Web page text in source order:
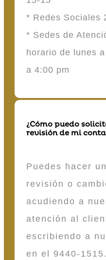
* Redes Sociales
* Sedes de
horario de lunes
a 4:00 pm
¿Cómo puedo
revisión de mi
Puedes hacer
revisión o
acudiendo a
atención al
escribiendo a
en el 9440-1515.